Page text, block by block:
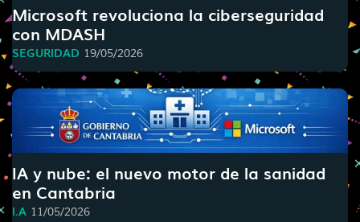
Microsoft revoluciona la ciberseguridad
con MDASH
SEGURIDAD 19/05/2026
IA y nube: el nuevo motor de la sanidad
en Cantabria
I.A 11/05/2026